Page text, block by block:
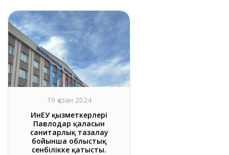
19 қазан 2024
ИнЕУ қызметкерлері
Павлодар қаласын
санитарлық тазалау
бойынша облыстық
сенбілікке қатысты.